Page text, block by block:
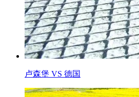
卢森堡 VS 德国